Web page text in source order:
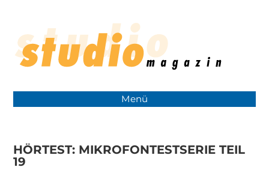
Menü
HÖRTEST: MIKROFONTESTSERIE TEIL
19